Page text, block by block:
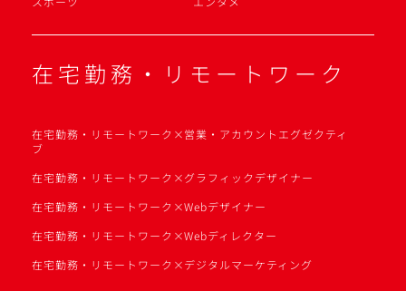
在宅勤務・リモートワーク
在宅勤務・リモートワーク×営業・アカウントエグゼクティ
ブ
在宅勤務・リモートワーク×グラフィックデザイナー
在宅勤務・リモートワーク×Webデザイナー
在宅勤務・リモートワーク×Webディレクター
在宅勤務・リモートワーク×デジタルマーケティング